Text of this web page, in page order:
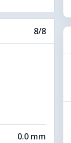
8/8
0.0 mm